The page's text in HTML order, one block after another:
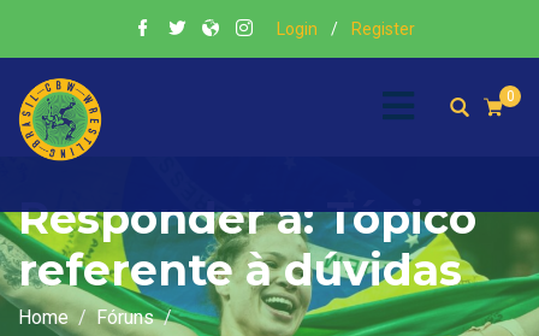
Login / Register
0
Responder a: Tópico
referente à dúvidas
Home
Fóruns